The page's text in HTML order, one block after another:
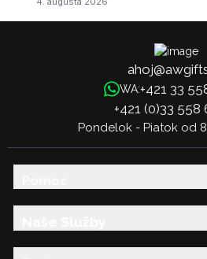
WA:+421 33
+421 (0)33 558
Pondelok - Piatok od